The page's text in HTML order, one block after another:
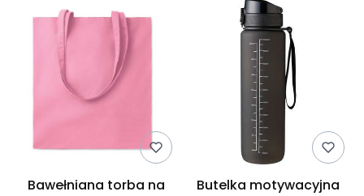
Bawełniana torba na
Butelka motywacyjna